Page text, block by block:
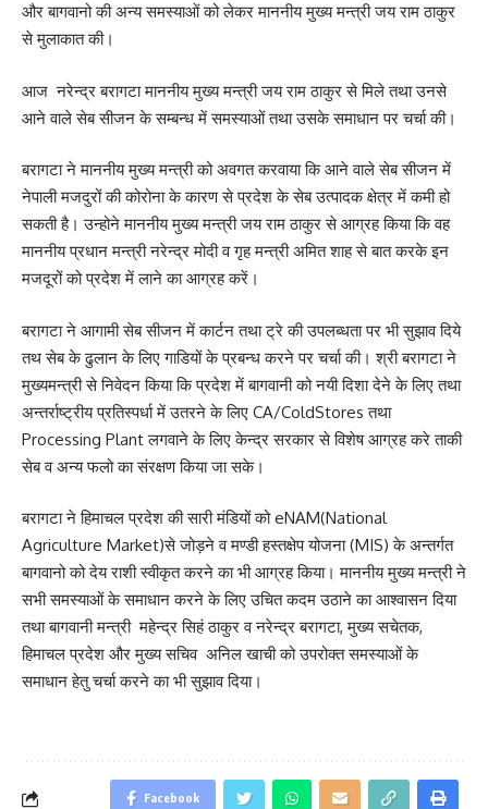
और बागवानो की अन्य समस्याओं को लेकर माननीय मुख्य मन्त्री जय राम ठाकुर
से मुलाकात की।
आज नरेन्द्र बरागटा माननीय मुख्य मन्त्री जय राम ठाकुर से मिले तथा उनसे
आने वाले सेब सीजन के सम्बन्ध में समस्याओं तथा उसके समाधान पर चर्चा की।
बरागटा ने माननीय मुख्य मन्त्री को अवगत करवाया कि आने वाले सेब सीजन में
नेपाली मजदुरों की कोरोना के कारण से प्रदेश के सेब उत्पादक क्षेत्र में कमी हो
सकती है। उन्होने माननीय मुख्य मन्त्री जय राम ठाकुर से आग्रह किया कि वह
माननीय प्रधान मन्त्री नरेन्द्र मोदी व गृह मन्त्री अमित शाह से बात करके इन
मजदूरों को प्रदेश में लाने का आग्रह करें।
बरागटा ने आगामी सेब सीजन में कार्टन तथा ट्रे की उपलब्धता पर भी सुझाव दिये
तथ सेब के ढुलान के लिए गाडियों के प्रबन्ध करने पर चर्चा की। श्री बरागटा ने
मुख्यमन्त्री से निवेदन किया कि प्रदेश में बागवानी को नयी दिशा देने के लिए तथा
अन्तर्राष्ट्रीय प्रतिस्पर्धा में उतरने के लिए CA/ColdStores तथा
Processing Plant लगवाने के लिए केन्द्र सरकार से विशेष आग्रह करे ताकी
सेब व अन्य फलो का संरक्षण किया जा सके।
बरागटा ने हिमाचल प्रदेश की सारी मंडियों को eNAM(National
Agriculture Market)से जोड़ने व मण्डी हस्तक्षेप योजना (MIS) के अन्तर्गत
बागवानो को देय राशी स्वीकृत करने का भी आग्रह किया। माननीय मुख्य मन्त्री ने
सभी समस्याओं के समाधान करने के लिए उचित कदम उठाने का आश्वासन दिया
तथा बागवानी मन्त्री महेन्द्र सिहं ठाकुर व नरेन्द्र बरागटा, मुख्य सचेतक,
हिमाचल प्रदेश और मुख्य सचिव अनिल खाची को उपरोक्त समस्याओं के
समाधान हेतु चर्चा करने का भी सुझाव दिया।
Facebook